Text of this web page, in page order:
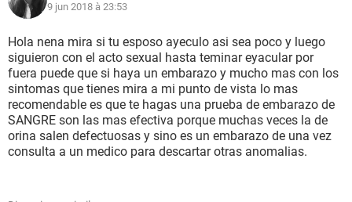
9 jun 2018 à 23:53
Hola nena mira si tu esposo ayeculo asi sea poco y luego
siguieron con el acto sexual hasta teminar eyacular por
fuera puede que si haya un embarazo y mucho mas con los
sintomas que tienes mira a mi punto de vista lo mas
recomendable es que te hagas una prueba de embarazo de
SANGRE son las mas efectiva porque muchas veces la de
orina salen defectuosas y sino es un embarazo de una vez
consulta a un medico para descartar otras anomalias.